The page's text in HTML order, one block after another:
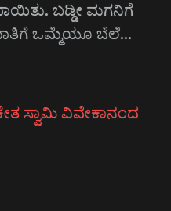
ಬಡ್ಡೀ ಮಗನಿಗೆ
ಮಾತಿಗೆ ಒಮ್ಮೆಯೂ ಬೆಲೆ…
ಸ್ವಾಮಿ ವಿವೇಕಾನಂದ